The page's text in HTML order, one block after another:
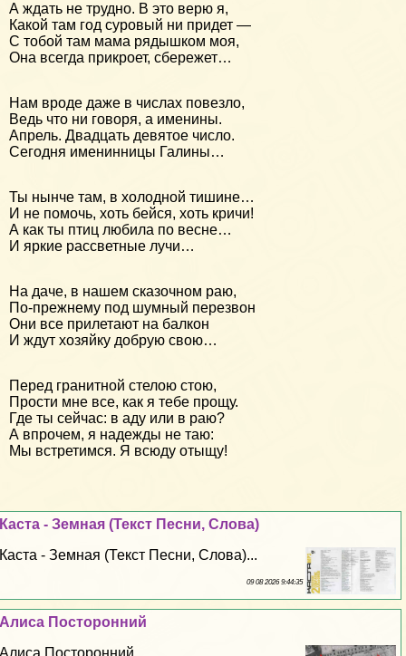
А ждать не трудно. В это верю я,
Какой там год суровый ни придет —
С тобой там мама рядышком моя,
Она всегда прикроет, сбережет…
Нам вроде даже в числах повезло,
Ведь что ни говоря, а именины.
Апрель. Двадцать девятое число.
Сегодня именинницы Галины…
Ты нынче там, в холодной тишине…
И не помочь, хоть бейся, хоть кричи!
А как ты птиц любила по весне…
И яркие рассветные лучи…
На даче, в нашем сказочном раю,
По-прежнему под шумный перезвон
Они все прилетают на балкон
И ждут хозяйку добрую свою…
Перед гранитной стелою стою,
Прости мне все, как я тебе прощу.
Где ты сейчас: в аду или в раю?
А впрочем, я надежды не таю:
Мы встретимся. Я всюду отыщу!
Каста - Земная (Текст Песни, Слова)
Каста - Земная (Текст Песни, Слова)...
09 08 2026 9:44:35
Алиса Посторонний
Алиса Посторонний...